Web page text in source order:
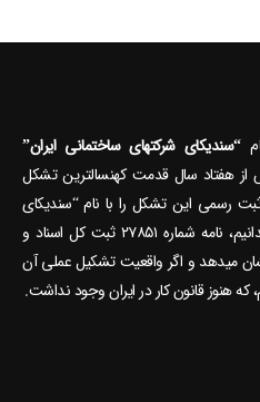
“سندیکای شرکتهای ساختمانی ایران”
شناخته می‎ شود با بیش از هفتاد سال قدمت کهنسال‎ترین تشکل
رسمی این تشکل را با نام “سندیکای
شرکتهای ساختمانی” تولد اسمی آن بدانیم، نامه شماره ۲۷۸۵۱ ثبت کل اسناد و
املاک تاریخ ۱۱ اسفند ۱۳۲۶ ه.ش را نشان می‎دهد و اگر واقعیت تشکیل عملی آن
که هنوز قانون کار در ایران وجود نداشت.